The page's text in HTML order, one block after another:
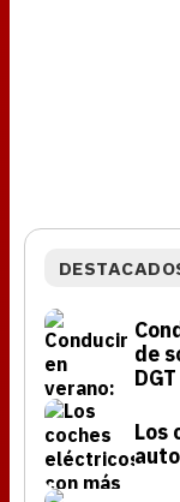
de
DGT
Los